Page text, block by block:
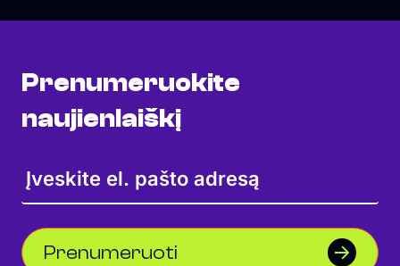
Prenumeruokite
naujienlaiškį
Prenumeruoti